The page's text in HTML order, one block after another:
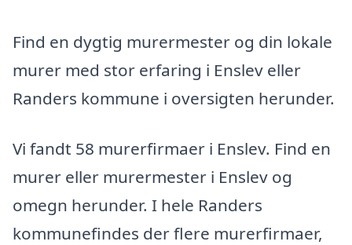
Find en dygtig murermester og din lokale
murer med stor erfaring i Enslev eller
Randers kommune i oversigten herunder.
Vi fandt 58 murerfirmaer i Enslev. Find en
murer eller murermester i Enslev og
omegn herunder. I hele Randers
kommunefindes der flere murerfirmaer,